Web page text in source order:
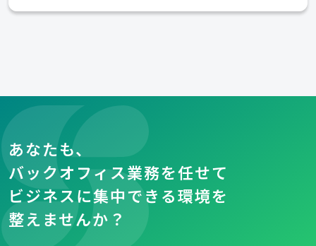
あなたも、
バックオフィス業務を任せて
ビジネスに集中できる環境を
整えませんか？